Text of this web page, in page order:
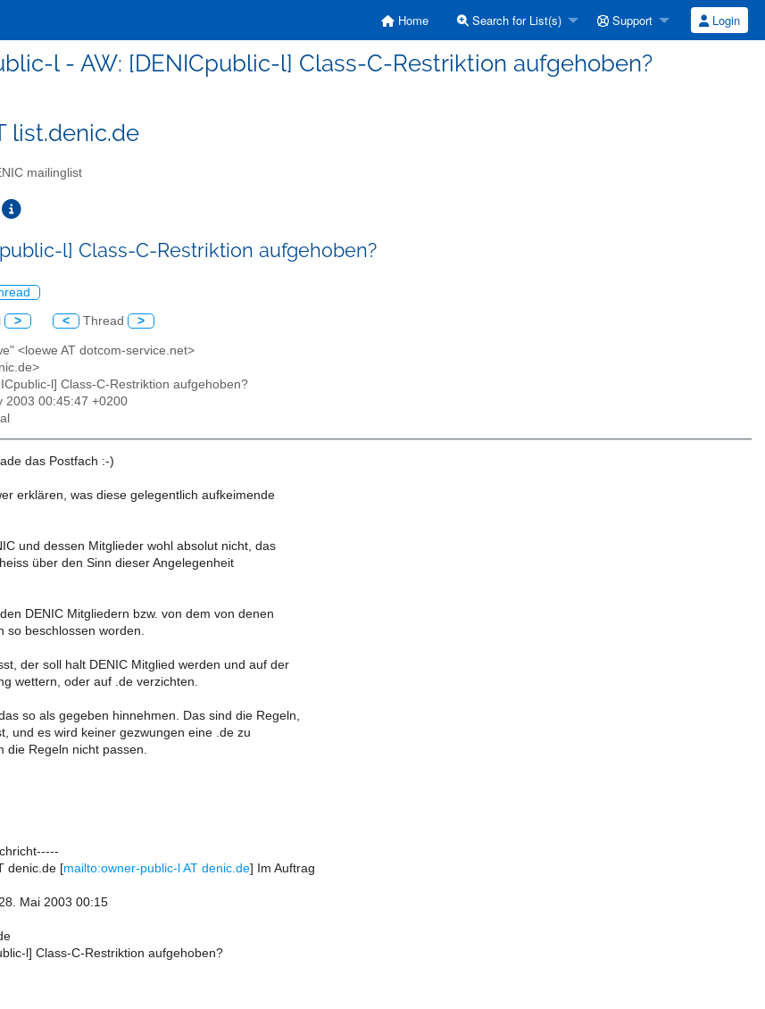
Home Search for List(s) Support Login
l - AW: [DENICpublic-l] Class-C-Restriktion aufgehoben?
list.denic.de
mailinglist
l] Class-C-Restriktion aufgehoben?
> < Thread >
<loewe AT dotcom-service.net>
l] Class-C-Restriktion aufgehoben?
2003 00:45:47 +0200
das Postfach :-)
erklären, was diese gelegentlich aufkeimende
und dessen Mitglieder wohl absolut nicht, das
über den Sinn dieser Angelegenheit
DENIC Mitgliedern bzw. von dem von denen
so beschlossen worden.
der soll halt DENIC Mitglied werden und auf der
wettern, oder auf .de verzichten.
so als gegeben hinnehmen. Das sind die Regeln,
und es wird keiner gezwungen eine .de zu
die Regeln nicht passen.
denic.de [mailto:owner-public-l AT denic.de] Im Auftrag
Mai 2003 00:15
l] Class-C-Restriktion aufgehoben?